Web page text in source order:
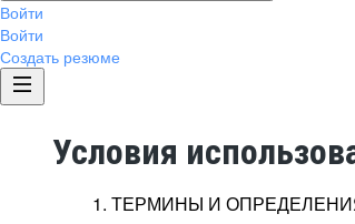
Войти
Войти
Создать резюме
Условия
1. ТЕРМИНЫ И